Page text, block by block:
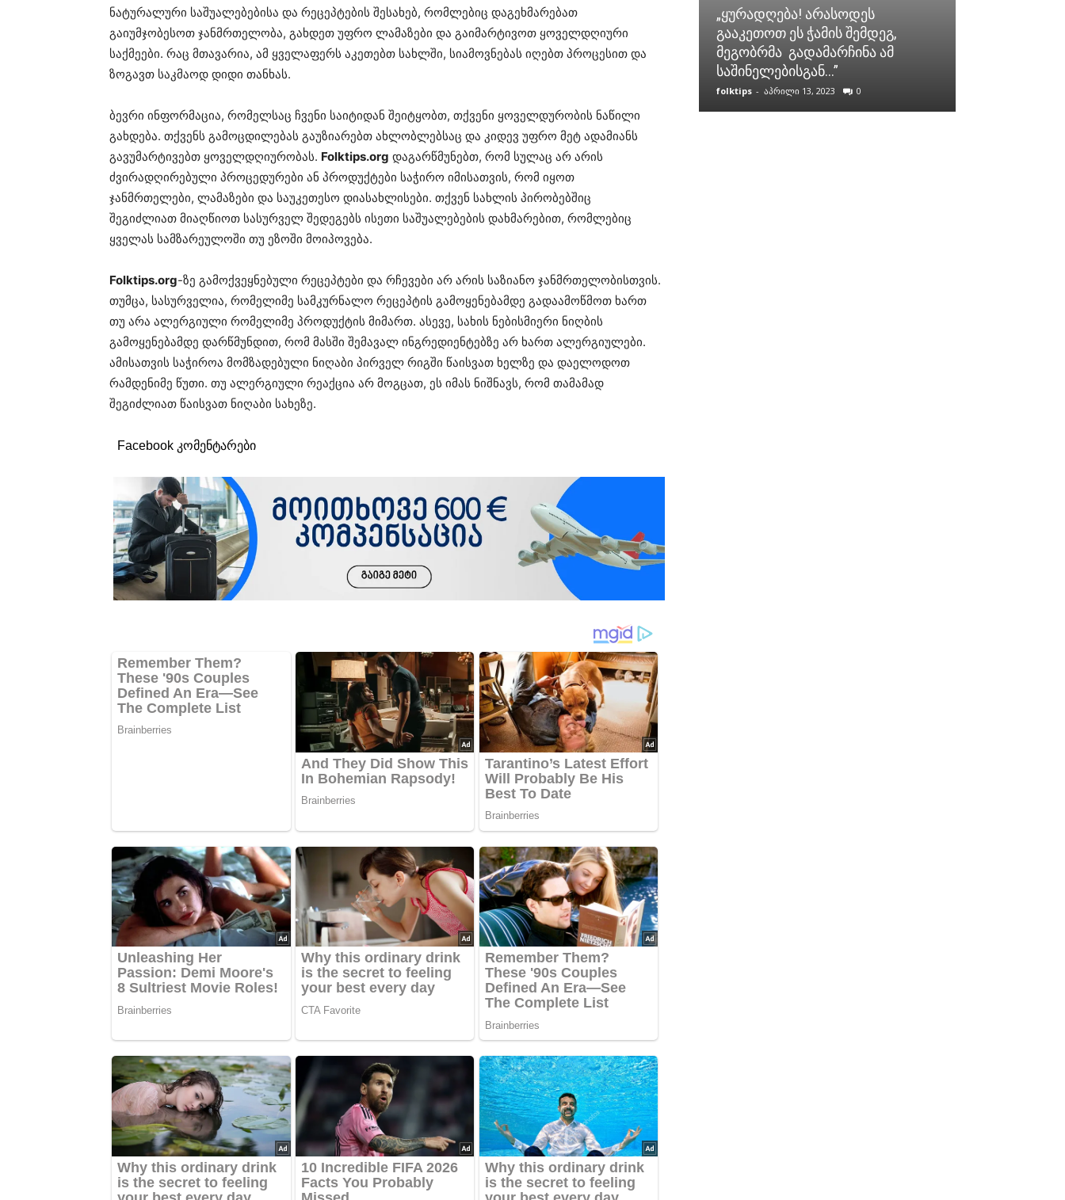
ნატურალური საშუალებებისა და რეცეპტების შესახებ, რომლებიც დაგეხმარებათ
გაიუმჯობესოთ ჯანმრთელობა, გახდეთ უფრო ლამაზები და გაიმარტივოთ ყოველდღიური
საქმეები. რაც მთავარია, ამ ყველაფერს აკეთებთ სახლში, სიამოვნებას იღებთ პროცესით და
ზოგავთ საკმაოდ დიდი თანხას.
ბევრი ინფორმაცია, რომელსაც ჩვენი საიტიდან შეიტყობთ, თქვენი ყოველდურობის ნაწილი
გახდება. თქვენს გამოცდილებას გაუზიარებთ ახლობლებსაც და კიდევ უფრო მეტ ადამიანს
გავუმარტივებთ ყოველდღიურობას. Folktips.org დაგარწმუნებთ, რომ სულაც არ არის
ძვირადღირებული პროცედურები ან პროდუქტები საჭირო იმისათვის, რომ იყოთ
ჯანმრთელები, ლამაზები და საუკეთესო დიასახლისები. თქვენ სახლის პირობებშიც
შეგიძლიათ მიაღწიოთ სასურველ შედეგებს ისეთი საშუალებების დახმარებით, რომლებიც
ყველას სამზარეულოში თუ ეზოში მოიპოვება.
Folktips.org-ზე გამოქვეყნებული რეცეპტები და რჩევები არ არის საზიანო ჯანმრთელობისთვის.
თუმცა, სასურველია, რომელიმე სამკურნალო რეცეპტის გამოყენებამდე გადაამოწმოთ ხართ
თუ არა ალერგიული რომელიმე პროდუქტის მიმართ. ასევე, სახის ნებისმიერი ნიღბის
გამოყენებამდე დარწმუნდით, რომ მასში შემავალ ინგრედიენტებზე არ ხართ ალერგიულები.
ამისათვის საჭიროა მომზადებული ნიღაბი პირველ რიგში წაისვათ ხელზე და დაელოდოთ
რამდენიმე წუთი. თუ ალერგიული რეაქცია არ მოგცათ, ეს იმას ნიშნავს, რომ თამამად
შეგიძლიათ წაისვათ ნიღაბი სახეზე.
Facebook კომენტარები
„ყურადღება! არასოდეს
გააკეთოთ ეს ჭამის შემდეგ,
მეგობრმა გადამარჩინა ამ
საშინელებისგან…”
folktips - აპრილი 13, 2023 0